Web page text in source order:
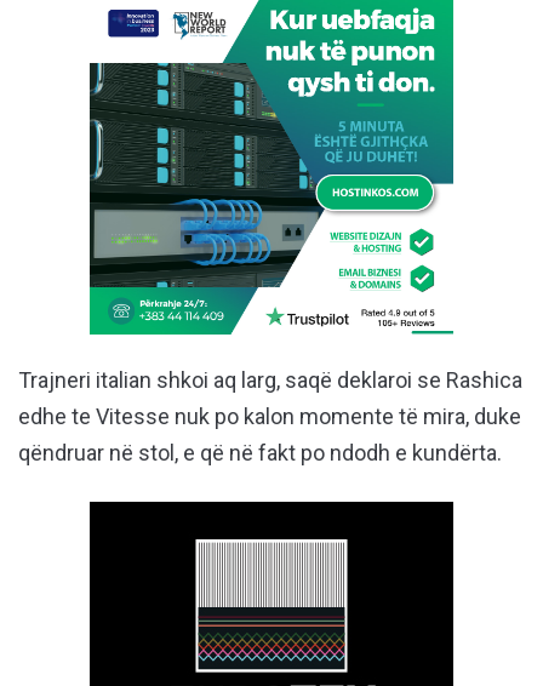
Trajneri italian shkoi aq larg, saqë deklaroi se Rashica
edhe te Vitesse nuk po kalon momente të mira, duke
qëndruar në stol, e që në fakt po ndodh e kundërta.